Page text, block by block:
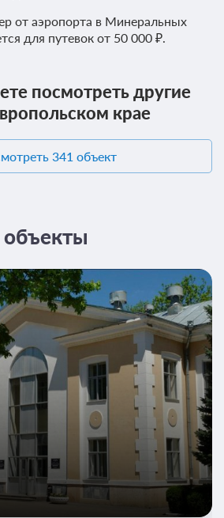
от аэропорта в Минеральных
для путевок от 50 000 ₽.
посмотреть другие
крае
341 объект